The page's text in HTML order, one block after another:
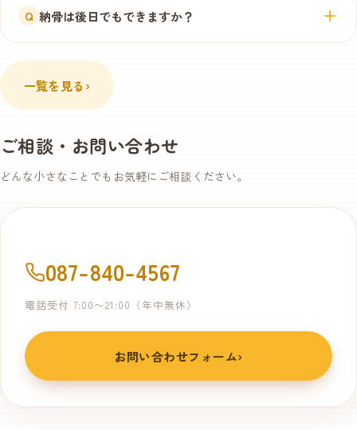
だけます。持ち帰り用のご骨壷やお供え商品もご用意し
Q 納骨は後日でもできますか？
の整理がついてから納骨される方も多くいらっしゃいま
す。お時間に決まりはありません。
一覧を見る ›
ご相談・お問い合わせ
どんな小さなことでもお気軽にご相談ください。
087-840-4567
電話受付 7:00〜21:00（年中無休）
お問い合わせフォーム›